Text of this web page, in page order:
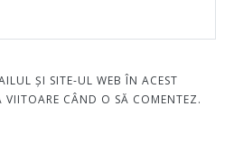
ȘI SITE-UL WEB ÎN ACEST
CÂND O SĂ COMENTEZ.